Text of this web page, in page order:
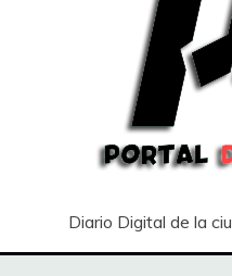
Diario Digital de la